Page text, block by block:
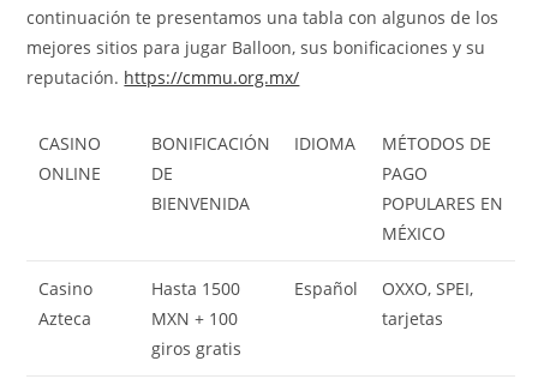
continuación te presentamos una tabla con algunos de los
mejores sitios para jugar Balloon, sus bonificaciones y su
reputación. https://cmmu.org.mx/
CASINO
ONLINE
BONIFICACIÓN
DE
BIENVENIDA
IDIOMA
MÉTODOS DE
PAGO
POPULARES EN
MÉXICO
Casino
Azteca
Hasta 1500
MXN + 100
giros gratis
Español
OXXO, SPEI,
tarjetas